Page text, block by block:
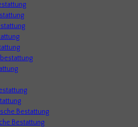
Bestattung
Bestattung